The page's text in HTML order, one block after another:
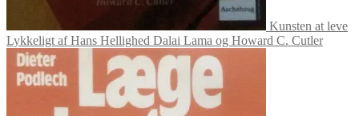
Kunsten at leve
Lykkeligt af Hans Hellighed Dalai Lama og Howard C. Cutler